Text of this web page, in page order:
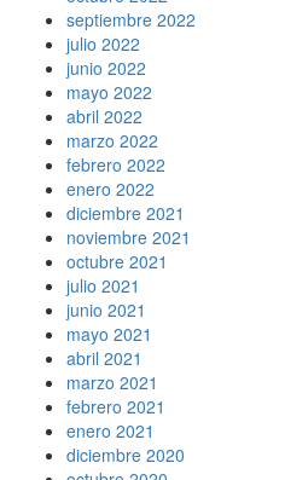
septiembre 2022
julio 2022
junio 2022
mayo 2022
abril 2022
marzo 2022
febrero 2022
enero 2022
diciembre 2021
noviembre 2021
octubre 2021
julio 2021
junio 2021
mayo 2021
abril 2021
marzo 2021
febrero 2021
enero 2021
diciembre 2020